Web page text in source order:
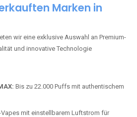
Marken in
wir eine exklusive Auswahl an Premium-
und innovative Technologie
Bis zu 22.000 Puffs mit authentischem
Vapes mit einstellbarem Luftstrom für